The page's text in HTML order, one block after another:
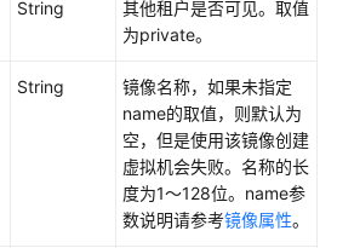
String
其他租户是否可见。取值
为private。
String
镜像名称，如果未指定
name的取值，则默认为
空，但是使用该镜像创建
虚拟机会失败。名称的长
度为1～128位。name参
数说明请参考镜像属性。